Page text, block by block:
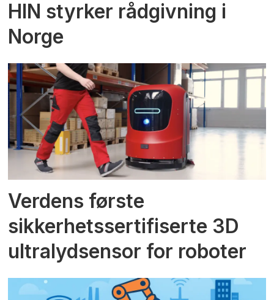
HIN styrker rådgivning i
Norge
Verdens første
sikkerhetssertifiserte 3D
ultralydsensor for roboter